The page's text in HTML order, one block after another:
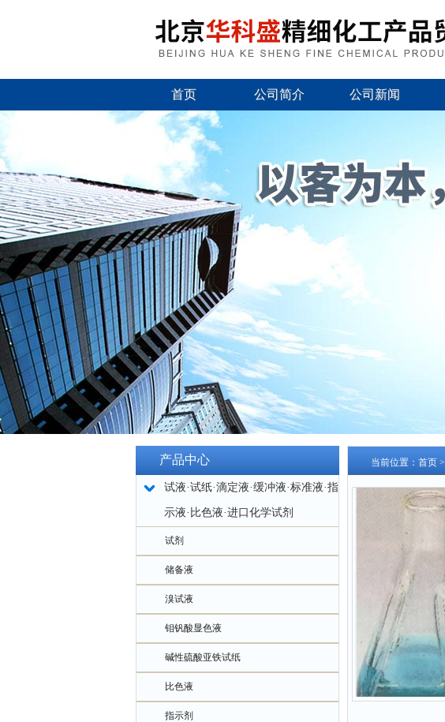
首页 公司简介 公司新闻
产品中心
试液·试纸·滴定液·缓冲液·标准液·指
示液·比色液·进口化学试剂
试剂
储备液
溴试液
钼钒酸显色液
碱性硫酸亚铁试纸
比色液
指示剂
当前位置： 首页 >